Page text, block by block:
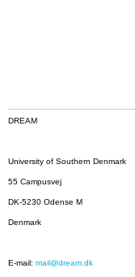
DREAM
University of Southern Denmark
55 Campusvej
DK-5230 Odense M
Denmark
E-mail: mail@dream.dk